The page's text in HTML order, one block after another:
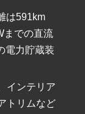
は591km
までの直流
電力貯蔵装
インテリア
トリムなど